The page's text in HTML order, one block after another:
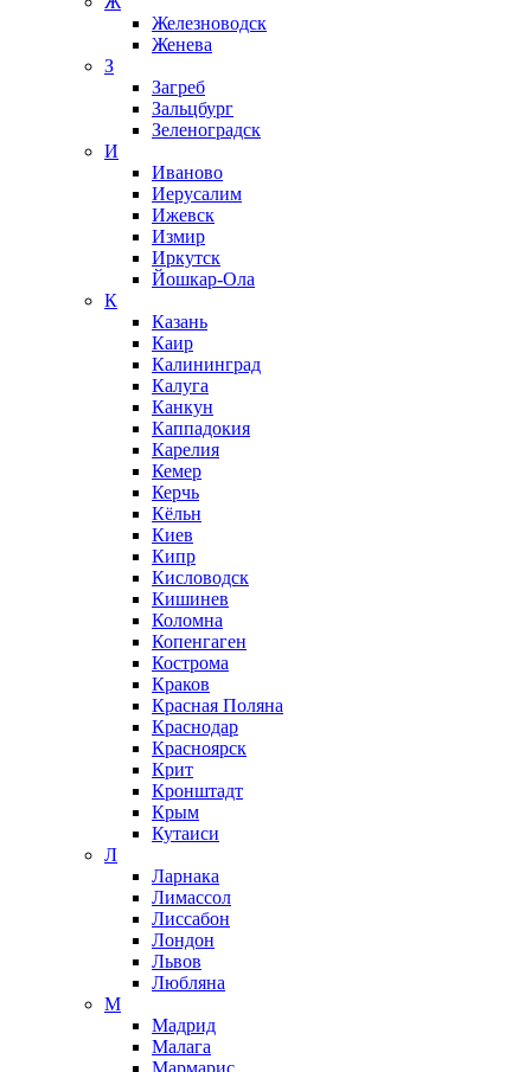
Железноводск
Женева
З
Загреб
Зальцбург
Зеленоградск
И
Иваново
Иерусалим
Ижевск
Измир
Иркутск
Йошкар-Ола
К
Казань
Каир
Калининград
Калуга
Канкун
Каппадокия
Карелия
Кемер
Керчь
Кёльн
Киев
Кипр
Кисловодск
Кишинев
Коломна
Копенгаген
Кострома
Краков
Красная Поляна
Краснодар
Красноярск
Крит
Кронштадт
Крым
Кутаиси
Л
Ларнака
Лимассол
Лиссабон
Лондон
Львов
Любляна
М
Мадрид
Малага
Мармарис